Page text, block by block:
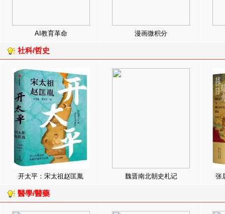
AI教育革命 漫画微积分
社科/哲史
开太平：宋太祖赵匡胤 魏晋南北朝史札记 张
醫學/醫藥